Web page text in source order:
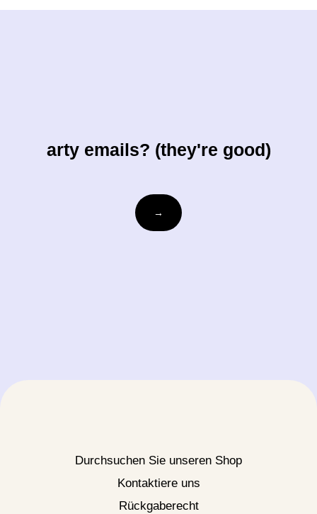
arty emails? (they're good)
ihre-
email@beispiel.com
→
Durchsuchen Sie unseren Shop
Kontaktiere uns
Rückgaberecht